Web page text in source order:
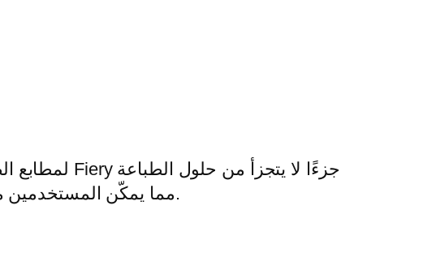
الرقمية التي تقدمها شركة Konica Minolta، مما يمكّن المستخدمين من الحصول على مطبوعات عالية الجودة.